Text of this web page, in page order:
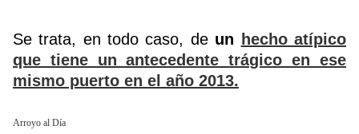
Se trata, en todo caso, de un
hecho atípico
que tiene un antecedente trágico en ese
mismo puerto en el año 2013.
Arroyo al Día